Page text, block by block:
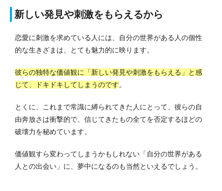
新しい発見や刺激をもらえるから
恋愛に刺激を求めている人には、自分の世界がある人の個性
的な生きざまは、とても魅力的に映ります。
彼らの独特な価値観に「新しい発見や刺激をもらえる」と感
じて、ドキドキしてしまうのです。
とくに、これまで常識に縛られてきた人にとって、彼らの自
由奔放さは衝撃的で、信じてきたもの全てを否定するほどの
破壊力を秘めています。
価値観すら変わってしまうかもしれない「自分の世界がある
人との出会い」に、夢中になるのも当然といえるでしょう。